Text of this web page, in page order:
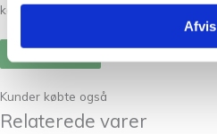
Afvis
kommenterer.
Kunder købte også
Relaterede varer